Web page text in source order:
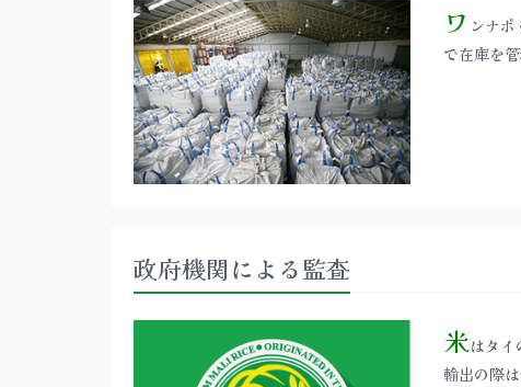
ワ ンナ
で在庫を
政府機関による監査
米はタイ
輸出の際